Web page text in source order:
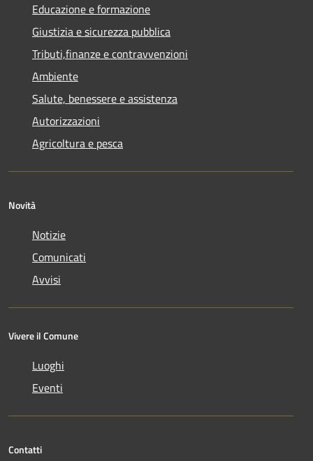
Educazione e formazione
Giustizia e sicurezza pubblica
Tributi,finanze e contravvenzioni
Ambiente
Salute, benessere e assistenza
Autorizzazioni
Agricoltura e pesca
Novità
Notizie
Comunicati
Avvisi
Vivere il Comune
Luoghi
Eventi
Contatti